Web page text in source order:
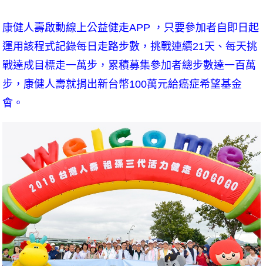
康健人壽啟動線上公益健走APP ，只要參加者自即日起
運用該程式記錄每日走路步數，挑戰連續21天、每天挑
戰達成目標走一萬步，累積募集參加者總步數達一百萬
步，康健人壽就捐出新台幣100萬元給癌症希望基金
會。